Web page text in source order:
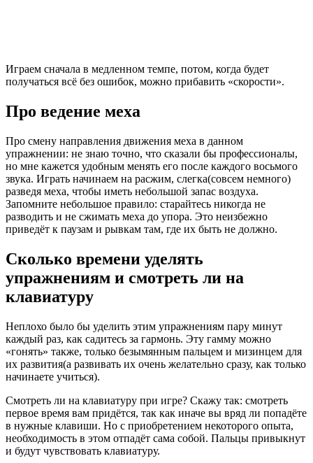
Играем сначала в медленном темпе, потом, когда будет
получаться всё без ошибок, можно прибавить «скорости».
Про ведение меха
Про смену направления движения меха в данном
упражнении: не знаю точно, что сказали бы профессионалы,
но мне кажется удобным менять его после каждого восьмого
звука. Играть начинаем на расжим, слегка(совсем немного)
разведя меха, чтобы иметь небольшой запас воздуха.
Запомните небольшое правило: старайтесь никогда не
разводить и не сжимать меха до упора. Это неизбежно
приведёт к паузам и рывкам там, где их быть не должно.
Сколько времени уделять
упражнениям и смотреть ли на
клавиатуру
Неплохо было бы уделить этим упражнениям пару минут
каждый раз, как садитесь за гармонь. Эту гамму можно
«гонять» также, только безымянным пальцем и мизинцем для
их развития(а развивать их очень желательно сразу, как только
начинаете учиться).
Смотреть ли на клавиатуру при игре? Скажу так: смотреть
первое время вам придётся, так как иначе вы вряд ли попадёте
в нужные клавиши. Но с приобретением некоторого опыта,
необходимость в этом отпадёт сама собой. Пальцы привыкнут
и будут чувствовать клавиатуру.